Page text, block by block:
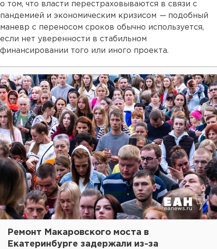
о том, что власти перестраховываются в связи с
пандемией и экономическим кризисом —подобный
маневр с переносом сроков обычно используется,
если нет уверенности в стабильном
финансировании того или иного проекта.
Ремонт Макаровского моста в
Екатеринбурге задержали из-за